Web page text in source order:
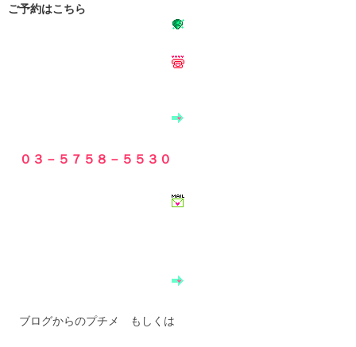
ご予約はこちら
０３－５７５８－５５３０
ブログからのプチメ もしくは